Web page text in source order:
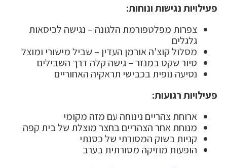
פעילויות נגישות ונוחות:
צפרות מפלטפורמת הלגונה – נגישה לכיסאות
גלגלים
מסלול קוצ'ה אורמן העדין – שביל מישורי ומוצל
סיור שקט במנזר – גישה קלה דרך השבילים
נסיעה נופית בכבישי תראקיה האחוריים
פעילויות רגועות:
ארוחת צהריים נינוחה עם מזה מקומי
מנוחת אחר הצהריים בחצר מוצלת של בית קפה
קניות בשוק המסורתי של כסנתי
הופעות מוזיקה מסורתית בערב